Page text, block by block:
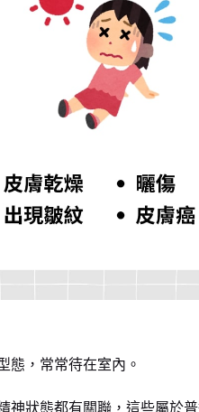
態，常常待在室內。
神狀態都有關聯，這些屬於